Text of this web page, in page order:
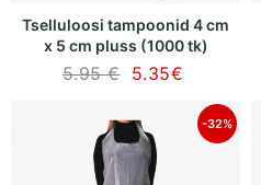
Tselluloosi tampoonid 4 cm
x 5 cm pluss (1000 tk)
5.95 € 5.35€
-32%